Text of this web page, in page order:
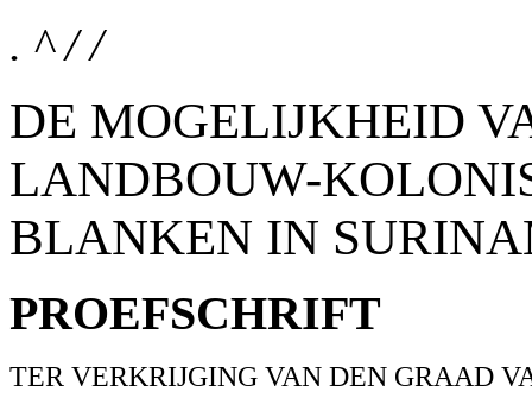
. ^ / /
DE MOGELIJKHEID
LANDBOUW-
BLANKEN IN
PROEFSCHRIFT
TER VERKRIJGING VAN DEN GRAAD